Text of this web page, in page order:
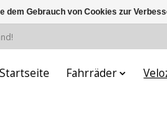
Startseite Fahrräder
dem Gebrauch von Cookies zur